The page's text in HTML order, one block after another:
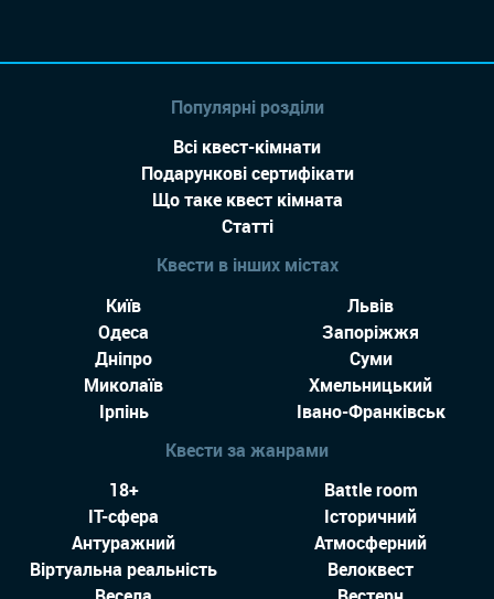
Популярні розділи
Всі квест-кімнати
Подарункові сертифікати
Що таке квест кімната
Статті
Квести в інших містах
Київ
Львів
Одеса
Запоріжжя
Дніпро
Суми
Миколаїв
Хмельницький
Ірпінь
Івано-Франківськ
Квести за жанрами
18+
Battle room
IT-сфера
Історичний
Антуражний
Атмосферний
Віртуальна реальність
Велоквест